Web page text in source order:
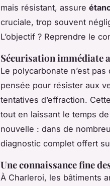
mais résistant, assure
cruciale, trop souvent
L’objectif ? Reprendre le
Sécurisation immédiate
Le polycarbonate n’est
pensée pour résister aux
tentatives d’effraction.
tout en laissant le temps
nouvelle : dans de
diagnostic complet offert
Une connaissance fine
À Charleroi, les bâtiments